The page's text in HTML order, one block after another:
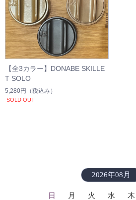
【全3カラー】DONABE SKILLE
T SOLO
5,280円 （税込み）
SOLD OUT
2026年08月
日 月 火 水 木